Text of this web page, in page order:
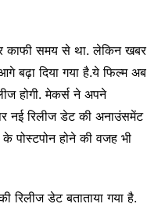
काफी समय से था. लेकिन खबर
बढ़ा दिया गया है.ये फिल्म अब
होगी. मेकर्स ने अपने
नई रिलीज डेट की अनाउंसमेंट
पोस्टपोन होने की वजह भी
डेट बताताया गया है.